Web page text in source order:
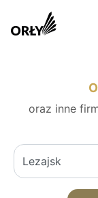
oraz inne